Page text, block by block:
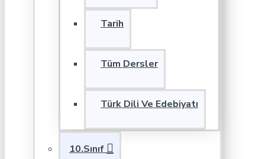
Tarih
Tüm Dersler
Türk Dili Ve Edebiyatı
10.Sınıf